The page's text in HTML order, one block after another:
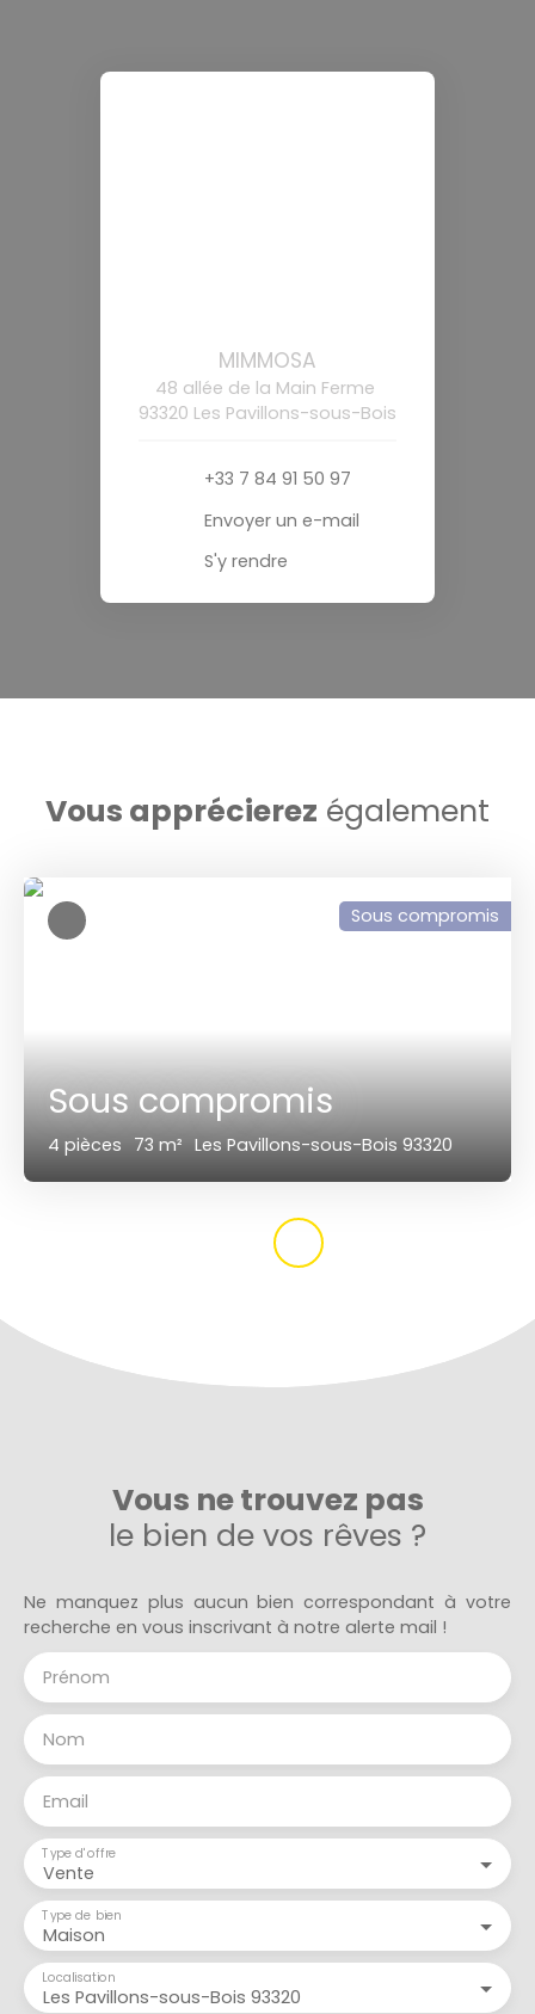
MIMMOSA
48 allée de la Main Ferme
93320 Les Pavillons-sous-Bois
+33 7 84 91 50 97
Envoyer un e-mail
S'y rendre
Vous apprécierez également
Sous compromis
4 pièces 73 m² Les Pavillons-sous-Bois 93320
Sous compromis
Vous ne trouvez pas
le bien de vos rêves ?
Ne manquez plus aucun bien correspondant à votre
recherche en vous inscrivant à notre alerte mail !
Prénom
Nom
Email
Vente
Type d'offre
Maison
Type de bien
Les Pavillons-sous-Bois 93320
Localisation